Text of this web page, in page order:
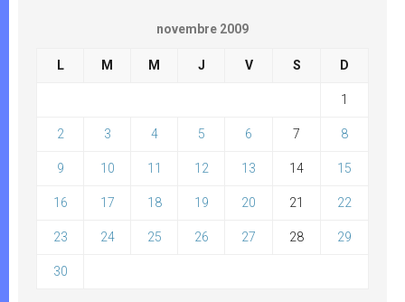
novembre 2009
L M M J V S D
1
2 3 4 5 6 7 8
9 10 11 12 13 14 15
16 17 18 19 20 21 22
23 24 25 26 27 28 29
30